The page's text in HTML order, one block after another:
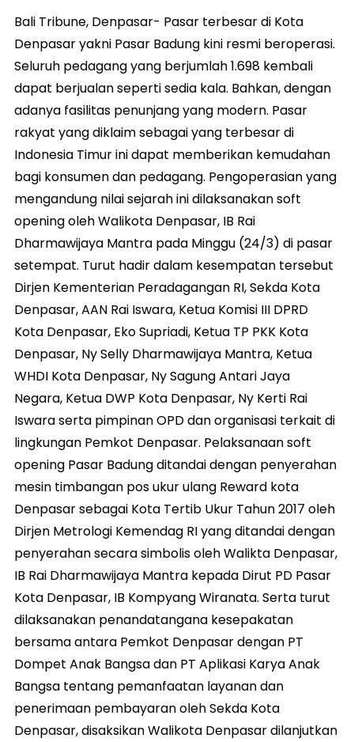
Bali Tribune, Denpasar- Pasar terbesar di Kota
Denpasar yakni Pasar Badung kini resmi beroperasi.
Seluruh pedagang yang berjumlah 1.698 kembali
dapat berjualan seperti sedia kala. Bahkan, dengan
adanya fasilitas penunjang yang modern. Pasar
rakyat yang diklaim sebagai yang terbesar di
Indonesia Timur ini dapat memberikan kemudahan
bagi konsumen dan pedagang. Pengoperasian yang
mengandung nilai sejarah ini dilaksanakan soft
opening oleh Walikota Denpasar, IB Rai
Dharmawijaya Mantra pada Minggu (24/3) di pasar
setempat. Turut hadir dalam kesempatan tersebut
Dirjen Kementerian Peradagangan RI, Sekda Kota
Denpasar, AAN Rai Iswara, Ketua Komisi III DPRD
Kota Denpasar, Eko Supriadi, Ketua TP PKK Kota
Denpasar, Ny Selly Dharmawijaya Mantra, Ketua
WHDI Kota Denpasar, Ny Sagung Antari Jaya
Negara, Ketua DWP Kota Denpasar, Ny Kerti Rai
Iswara serta pimpinan OPD dan organisasi terkait di
lingkungan Pemkot Denpasar. Pelaksanaan soft
opening Pasar Badung ditandai dengan penyerahan
mesin timbangan pos ukur ulang Reward kota
Denpasar sebagai Kota Tertib Ukur Tahun 2017 oleh
Dirjen Metrologi Kemendag RI yang ditandai dengan
penyerahan secara simbolis oleh Walikta Denpasar,
IB Rai Dharmawijaya Mantra kepada Dirut PD Pasar
Kota Denpasar, IB Kompyang Wiranata. Serta turut
dilaksanakan penandatangana kesepakatan
bersama antara Pemkot Denpasar dengan PT
Dompet Anak Bangsa dan PT Aplikasi Karya Anak
Bangsa tentang pemanfaatan layanan dan
penerimaan pembayaran oleh Sekda Kota
Denpasar, disaksikan Walikota Denpasar dilanjutkan